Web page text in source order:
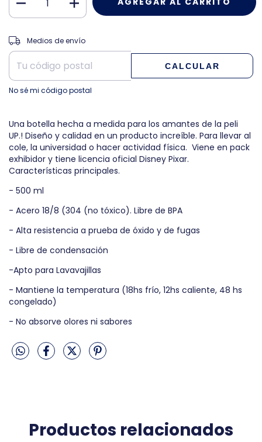
Entregas para el CP:
Medios de envío
CALCULAR
No sé mi código postal
Una botella hecha a medida para los amantes de la peli
UP.! Diseño y calidad en un producto increíble. Para llevar al
cole, la universidad o hacer actividad física. Viene en pack
exhibidor y tiene licencia oficial Disney Pixar.
Características principales.
- 500 ml
- Acero 18/8 (304 (no tóxico). Libre de BPA
- Alta resistencia a prueba de óxido y de fugas
- Libre de condensación
-Apto para Lavavajillas
- Mantiene la temperatura (18hs frío, 12hs caliente, 48 hs
congelado)
- No absorve olores ni sabores
Productos relacionados